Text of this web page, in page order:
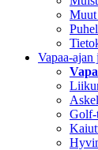
Muut
Vapaa-
Golf-